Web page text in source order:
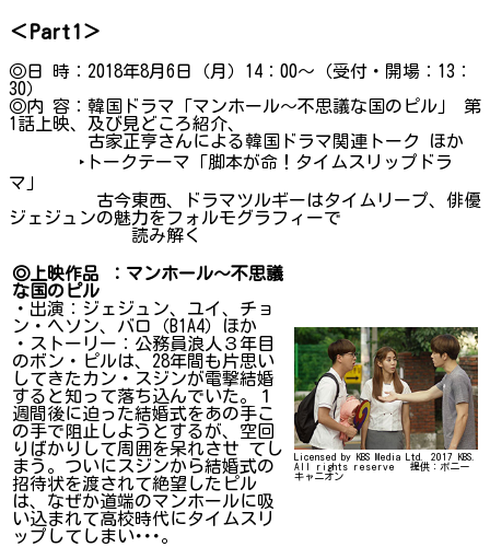
＜Part1＞
◎日 時：2018年8月6日（月）14：00～（受付・開場：13：
30）
◎内 容：韓国ドラマ「マンホール～不思議な国のピル」 第
1話上映、及び見どころ紹介、
古家正亨さんによる韓国ドラマ関連トーク ほか
‣トークテーマ「脚本が命！タイムスリップドラ
マ」
古今東西、ドラマツルギーはタイムリープ、俳優
ジェジュンの魅力をフォルモグラフィーで
読み解く
◎上映作品 ：マンホール～不思議
な国のピル
・出演：ジェジュン、ユイ、チョ
ン・ヘソン、バロ（B1A4）ほか
・ストーリー：公務員浪人３年目
のボン・ピルは、28年間も片思い
してきたカン・スジンが電撃結婚
すると知って落ち込んでいた。１
週間後に迫った結婚式をあの手こ
の手で阻止しようとするが、空回
りばかりして周囲を呆れさせ てし
まう。ついにスジンから結婚式の
招待状を渡されて絶望したピル
は、なぜか道端のマンホールに吸
い込まれて高校時代にタイムスリ
ップしてしまい･･･。
Licensed by KBS Media Ltd. 2017 KBS.
All rights reserve 提供：ポニー
キャニオン